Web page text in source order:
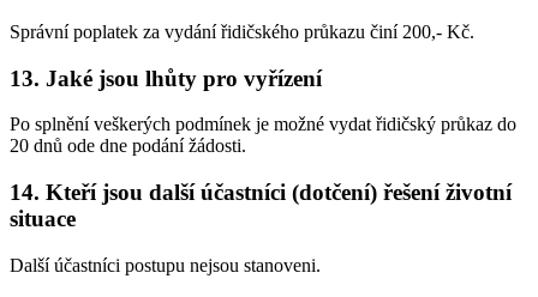
Správní poplatek za vydání řidičského průkazu činí 200,- Kč.
13. Jaké jsou lhůty pro vyřízení
Po splnění veškerých podmínek je možné vydat řidičský průkaz do
20 dnů ode dne podání žádosti.
14. Kteří jsou další účastníci (dotčení) řešení životní
situace
Další účastníci postupu nejsou stanoveni.